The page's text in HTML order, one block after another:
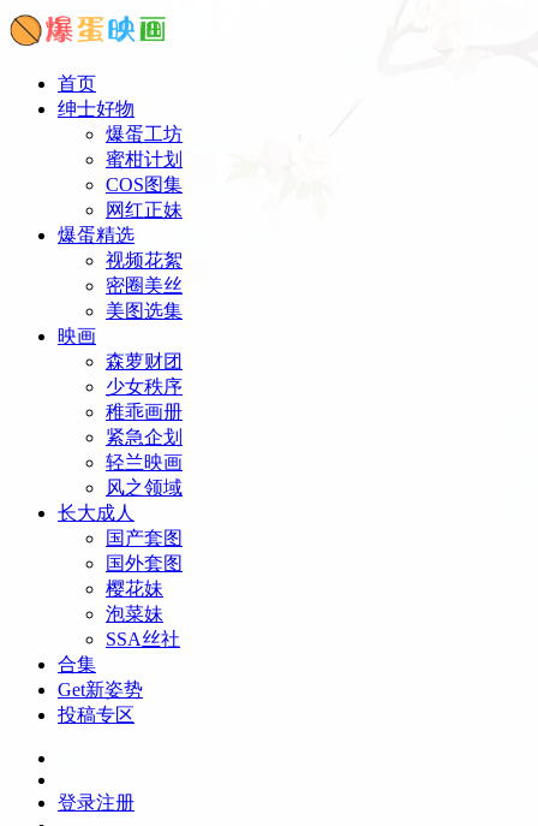
首页
绅士好物
爆蛋工坊
蜜柑计划
COS图集
网红正妹
爆蛋精选
视频花絮
密圈美丝
美图选集
映画
森萝财团
少女秩序
稚乖画册
紧急企划
轻兰映画
风之领域
长大成人
国产套图
国外套图
樱花妹
泡菜妹
SSA丝社
合集
Get新姿势
投稿专区
登录注册